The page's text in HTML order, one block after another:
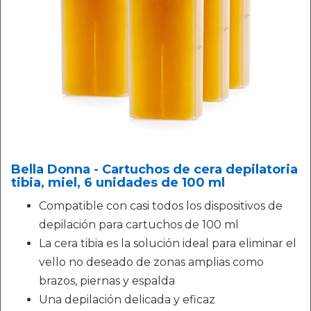
Bella Donna - Cartuchos de cera depilatoria
tibia, miel, 6 unidades de 100 ml
Compatible con casi todos los dispositivos de
depilación para cartuchos de 100 ml
La cera tibia es la solución ideal para eliminar el
vello no deseado de zonas amplias como
brazos, piernas y espalda
Una depilación delicada y eficaz